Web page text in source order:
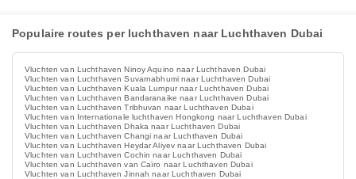
Populaire routes per luchthaven naar Luchthaven Dubai
Vluchten van Luchthaven Ninoy Aquino naar Luchthaven Dubai
Vluchten van Luchthaven Suvarnabhumi naar Luchthaven Dubai
Vluchten van Luchthaven Kuala Lumpur naar Luchthaven Dubai
Vluchten van Luchthaven Bandaranaike naar Luchthaven Dubai
Vluchten van Luchthaven Tribhuvan naar Luchthaven Dubai
Vluchten van Internationale luchthaven Hongkong naar Luchthaven Dubai
Vluchten van Luchthaven Dhaka naar Luchthaven Dubai
Vluchten van Luchthaven Changi naar Luchthaven Dubai
Vluchten van Luchthaven Heydar Aliyev naar Luchthaven Dubai
Vluchten van Luchthaven Cochin naar Luchthaven Dubai
Vluchten van Luchthaven van Caïro naar Luchthaven Dubai
Vluchten van Luchthaven Jinnah naar Luchthaven Dubai